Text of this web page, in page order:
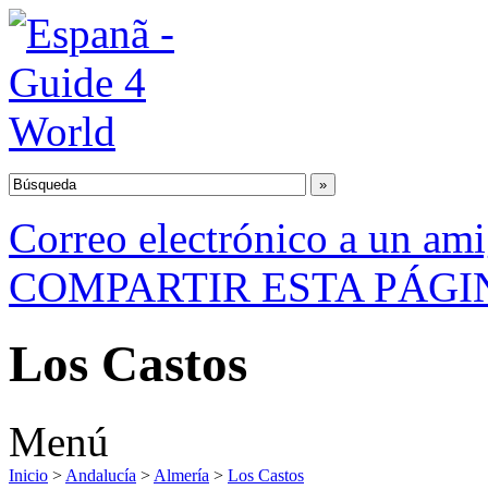
Correo electrónico a un
COMPARTIR ESTA
Los Castos
Menú
Inicio > Andalucía > Almería > Los Castos